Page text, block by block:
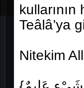
Teâlâ’ya
Nitekim